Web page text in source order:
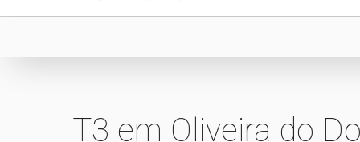
T3 em Oliveira do